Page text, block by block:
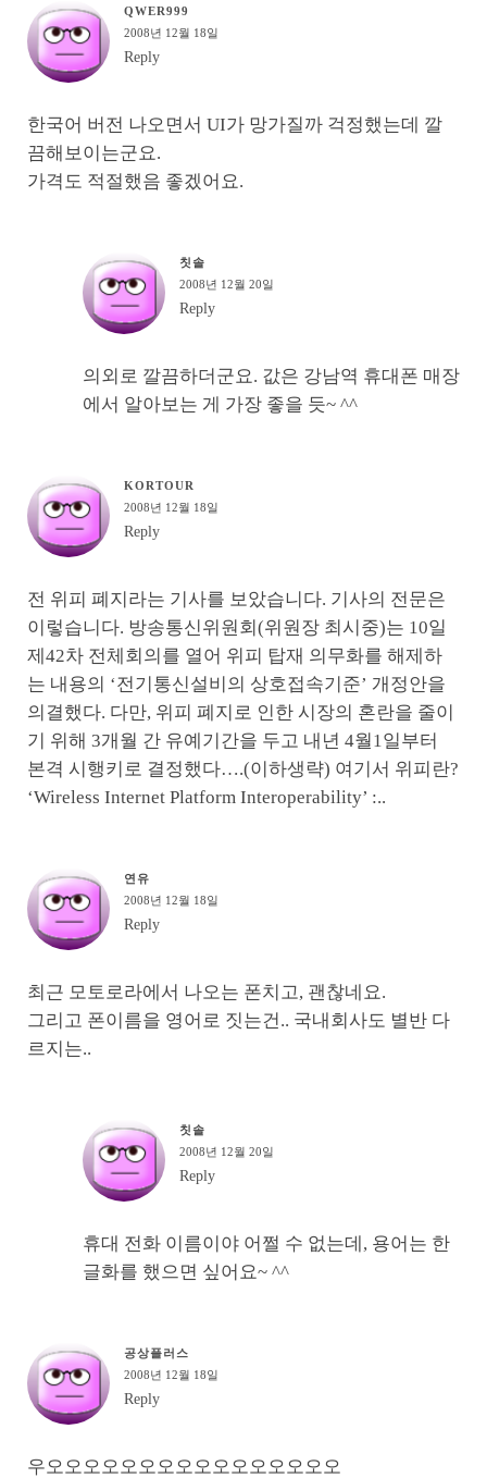
QWER999
2008년 12월 18일
Reply
한국어 버전 나오면서 UI가 망가질까 걱정했는데 깔
끔해보이는군요.
가격도 적절했음 좋겠어요.
칫솔
2008년 12월 20일
Reply
의외로 깔끔하더군요. 값은 강남역 휴대폰 매장
에서 알아보는 게 가장 좋을 듯~ ^^
KORTOUR
2008년 12월 18일
Reply
전 위피 폐지라는 기사를 보았습니다. 기사의 전문은
이렇습니다. 방송통신위원회(위원장 최시중)는 10일
제42차 전체회의를 열어 위피 탑재 의무화를 해제하
는 내용의 ‘전기통신설비의 상호접속기준’ 개정안을
의결했다. 다만, 위피 폐지로 인한 시장의 혼란을 줄이
기 위해 3개월 간 유예기간을 두고 내년 4월1일부터
본격 시행키로 결정했다….(이하생략) 여기서 위피란?
‘Wireless Internet Platform Interoperability’ :..
연유
2008년 12월 18일
Reply
최근 모토로라에서 나오는 폰치고, 괜찮네요.
그리고 폰이름을 영어로 짓는건.. 국내회사도 별반 다
르지는..
칫솔
2008년 12월 20일
Reply
휴대 전화 이름이야 어쩔 수 없는데, 용어는 한
글화를 했으면 싶어요~ ^^
공상플러스
2008년 12월 18일
Reply
우오오오오오오오오오오오오오오오오